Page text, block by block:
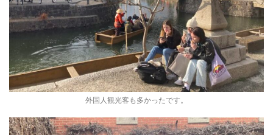
外国人観光客も多かったです。